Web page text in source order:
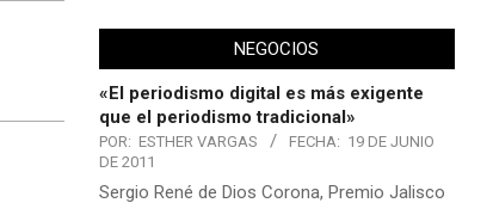
NEGOCIOS
«El periodismo digital es más exigente
que el periodismo tradicional»
POR: ESTHER VARGAS FECHA: 19 DE JUNIO
DE 2011
Sergio René de Dios Corona, Premio Jalisco